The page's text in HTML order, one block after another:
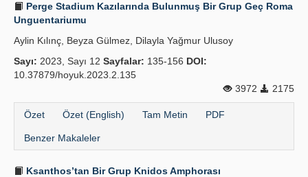
Perge Stadium Kazılarında Bulunmuş Bir Grup Geç Roma
Unguentariumu
Aylin Kılınç, Beyza Gülmez, Dilayla Yağmur Ulusoy
Sayı: 2023, Sayı 12 Sayfalar: 135-156 DOI:
10.37879/hoyuk.2023.2.135
3972
2175
Özet Özet (English) Tam Metin PDF
Benzer Makaleler
Ksanthos’tan Bir Grup Knidos Amphorası